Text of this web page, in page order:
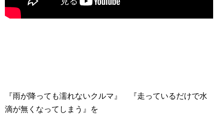
『雨が降っても濡れないクルマ』 『走っているだけで水
滴が無くなってしまう』を